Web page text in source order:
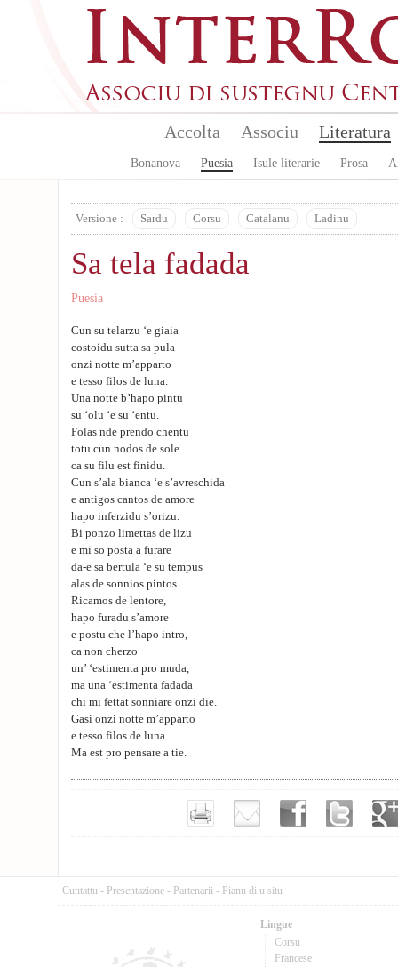
Accolta Associu Literatura
Bonanova Puesia Isule literarie Prosa
Versione : Sardu Corsu Catalanu Ladinu
Sa tela fadada
Puesia
Cun su telarzu ‘e giaia
costoidu sutta sa pula
onzi notte m’apparto
e tesso filos de luna.
Una notte b’hapo pintu
su ‘olu ‘e su ‘entu.
Folas nde prendo chentu
totu cun nodos de sole
ca su filu est finidu.
Cun s’ala bianca ‘e s’avreschida
e antigos cantos de amore
hapo inferzidu s’orizu.
Bi ponzo limettas de lizu
e mi so posta a furare
da-e sa bertula ‘e su tempus
alas de sonnios pintos.
Ricamos de lentore,
hapo furadu s’amore
e postu che l’hapo intro,
ca non cherzo
un’ ‘estimenta pro muda,
ma una ‘estimenta fadada
chi mi fettat sonniare onzi die.
Gasi onzi notte m’apparto
e tesso filos de luna.
Ma est pro pensare a tie.
Cuntattu - Presentazione - Partenarii - Pianu di u situ
Lingue
Corsu
Francese